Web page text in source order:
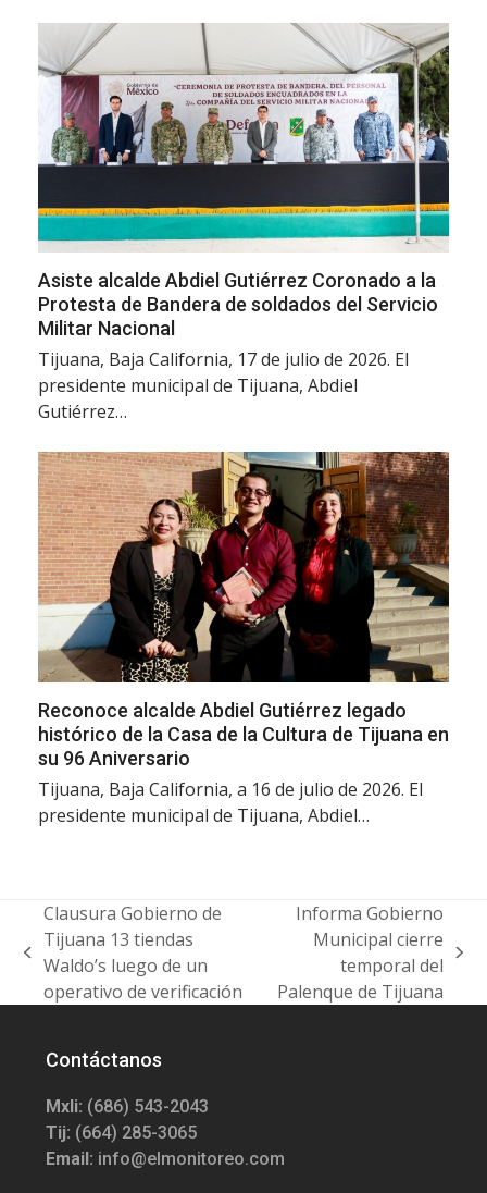
Asiste alcalde Abdiel Gutiérrez Coronado a la
Protesta de Bandera de soldados del Servicio
Militar Nacional
Tijuana, Baja California, 17 de julio de 2026. El
presidente municipal de Tijuana, Abdiel
Gutiérrez…
Reconoce alcalde Abdiel Gutiérrez legado
histórico de la Casa de la Cultura de Tijuana en
su 96 Aniversario
Tijuana, Baja California, a 16 de julio de 2026. El
presidente municipal de Tijuana, Abdiel…
previous
post:
Clausura Gobierno de
Tijuana 13 tiendas
Waldo’s luego de un
operativo de verificación
post:
Informa Gobierno
Municipal cierre
temporal del
Palenque de Tijuana
Contáctanos
Mxli: (686) 543-2043
Tij: (664) 285-3065
Email: info@elmonitoreo.com